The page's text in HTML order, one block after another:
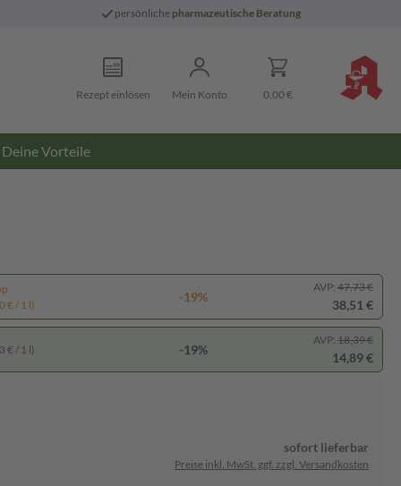
persönliche pharmazeutische Beratung
Rezept einlösen Mein Konto 0,00 €
Deine Vorteile
€ / 1 l)
-19%
AVP: 47,73 €
38,51 €
€ / 1 l) -19%
AVP: 18,39 €
14,89 €
sofort lieferbar
Preise inkl. MwSt. ggf. zzgl. Versandkosten